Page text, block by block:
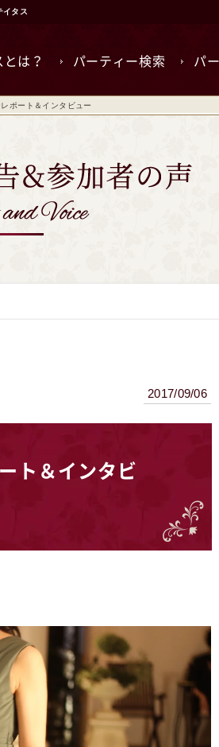
イタス
は？ パーティー検索 パ
ポート＆インタビュー
2017/09/06
ト＆インタビ